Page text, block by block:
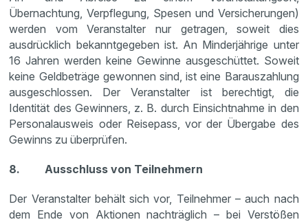
Übernachtung, Verpflegung, Spesen und Versicherungen)
werden vom Veranstalter nur getragen, soweit dies
ausdrücklich bekanntgegeben ist. An Minderjährige unter
16 Jahren werden keine Gewinne ausgeschüttet. Soweit
keine Geldbeträge gewonnen sind, ist eine Barauszahlung
ausgeschlossen. Der Veranstalter ist berechtigt, die
Identität des Gewinners, z. B. durch Einsichtnahme in den
Personalausweis oder Reisepass, vor der Übergabe des
Gewinns zu überprüfen.
8. Ausschluss von Teilnehmern
Der Veranstalter behält sich vor, Teilnehmer – auch nach
dem Ende von Aktionen nachträglich – bei Verstößen